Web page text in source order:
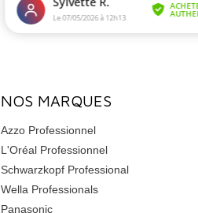
NOS MARQUES
Azzo Professionnel
L'Oréal Professionnel
Schwarzkopf Professional
Wella Professionals
Panasonic